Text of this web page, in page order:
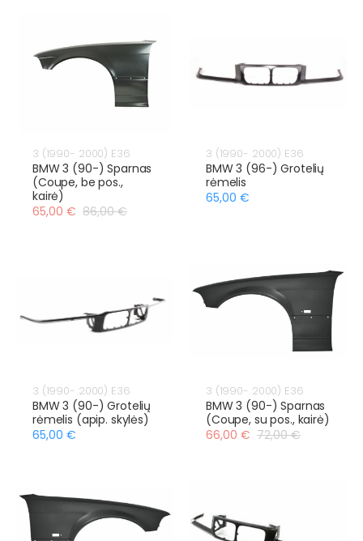
3 (1990- 2000) E36
BMW 3 (90-) Sparnas
(Coupe, be pos.,
kairė)
65,00 € 86,00 €
3 (1990- 2000) E36
BMW 3 (96-) Grotelių
rėmelis
65,00 €
3 (1990- 2000) E36
BMW 3 (90-) Grotelių
rėmelis (apip. skylės)
65,00 €
3 (1990- 2000) E36
BMW 3 (90-) Sparnas
(Coupe, su pos., kairė)
66,00 € 72,00 €